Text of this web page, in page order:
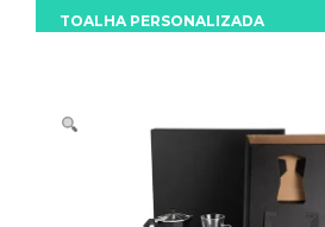
TOALHA PERSONALIZADA